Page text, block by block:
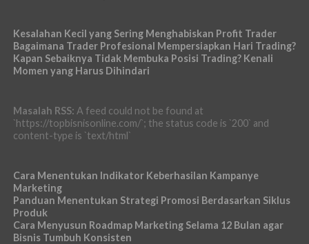
Kesalahan Kecil yang Sering Menghabiskan Profit Trader
Bagaimana Trader Profesional Mempersiapkan Hari Trading?
Kapan Sebaiknya Tidak Membuka Posisi Trading? Kenali
Momen yang Harus Dihindari
Masalah RSS: A feed could not be found at
`https://topbisnisonline.com/`; the status code is `200` and
content-type is `text/html`
Cara Menentukan Indikator Keberhasilan Kampanye
Marketing
Panduan Menentukan Strategi Promosi Berdasarkan Siklus
Produk
Cara Menyusun Roadmap Marketing Selama 12 Bulan agar
Bisnis Tumbuh Konsisten